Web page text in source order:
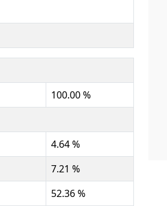
100.00 %
4.64 %
7.21 %
52.36 %